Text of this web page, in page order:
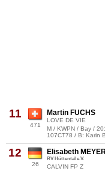
11
471
Martin FUCHS
LOVE DE VIE
M / KWPN / Bay /
107CT78 / B: Karin
12
26
Elisabeth
RV Hüttental e.V.
CALVIN FP Z